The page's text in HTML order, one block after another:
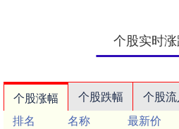
个股实时
个股涨幅 个股跌幅 个股流
排名
名称 最新价